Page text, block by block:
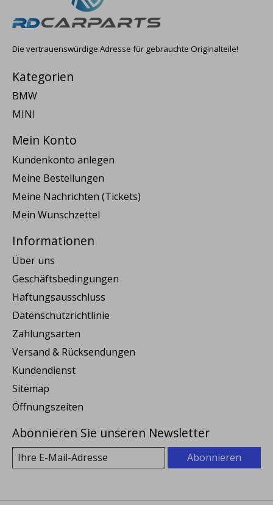
Die vertrauenswürdige Adresse für gebrauchte Originalteile!
Kategorien
BMW
MINI
Mein Konto
Kundenkonto anlegen
Meine Bestellungen
Meine Nachrichten (Tickets)
Mein Wunschzettel
Informationen
Über uns
Geschäftsbedingungen
Haftungsausschluss
Datenschutzrichtlinie
Zahlungsarten
Versand & Rücksendungen
Kundendienst
Sitemap
Öffnungszeiten
Abonnieren Sie unseren Newsletter
Abonnieren